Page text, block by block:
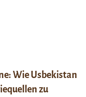
Wie Usbekistan
zu